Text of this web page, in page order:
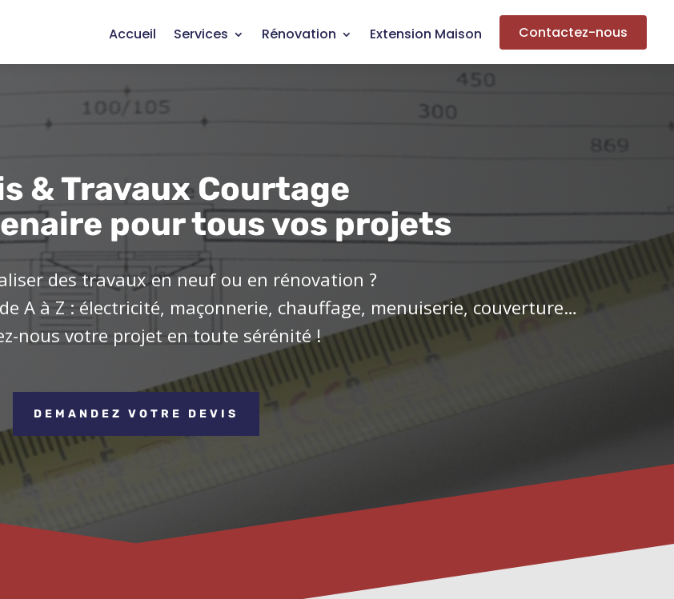
Accueil Services Rénovation Extension Maison Contactez-nous
& Travaux Courtage
pour tous vos projets
des travaux en neuf ou en rénovation ?
A à Z : électricité, maçonnerie, chauffage, menuiserie, couverture…
nous votre projet en toute sérénité !
DEMANDEZ VOTRE DEVIS